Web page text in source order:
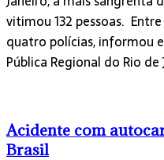
vitimou 132 pessoas.
quatro polícias, informou
Pública Regional do Rio de
Acidente com
Brasil